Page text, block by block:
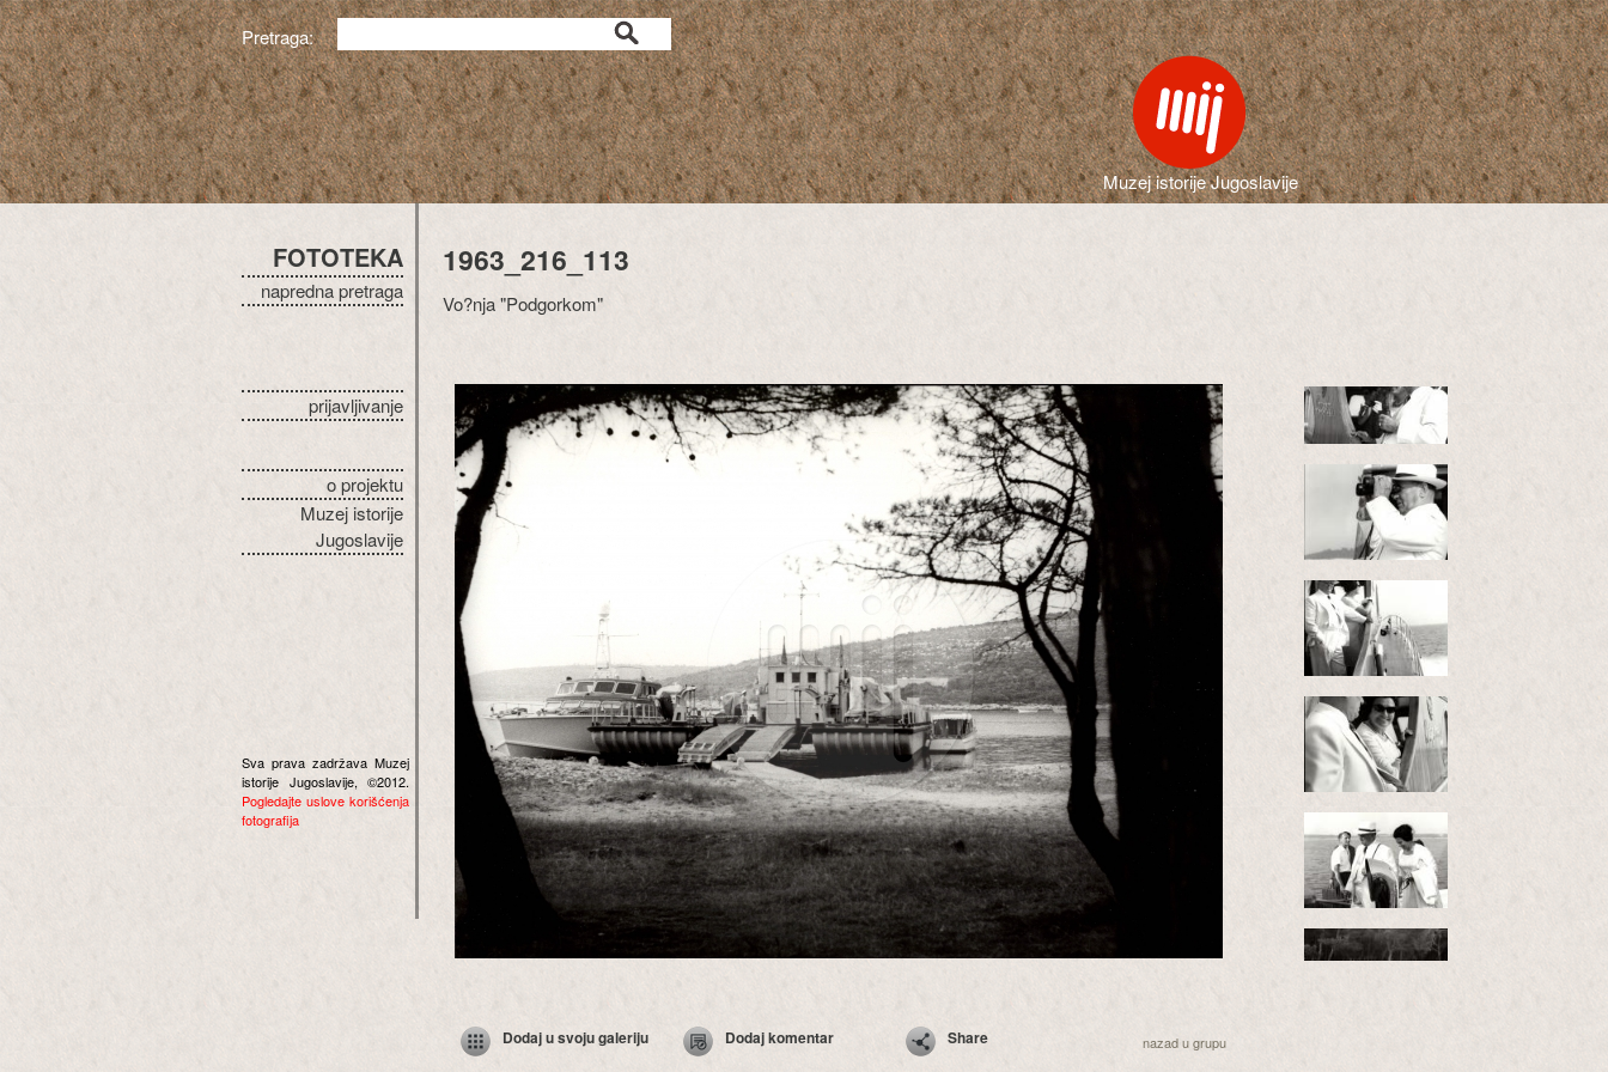
Pretraga:
Muzej istorije Jugoslavije
FOTOTEKA
napredna pretraga
prijavljivanje
o projektu
Muzej istorije
Jugoslavije
Sva prava zadržava Muzej
istorije Jugoslavije, ©2012.
Pogledajte uslove korišćenja
fotografija
1963_216_113
Vo?nja "Podgorkom"
Dodaj u svoju galeriju Dodaj komentar Share nazad u grupu